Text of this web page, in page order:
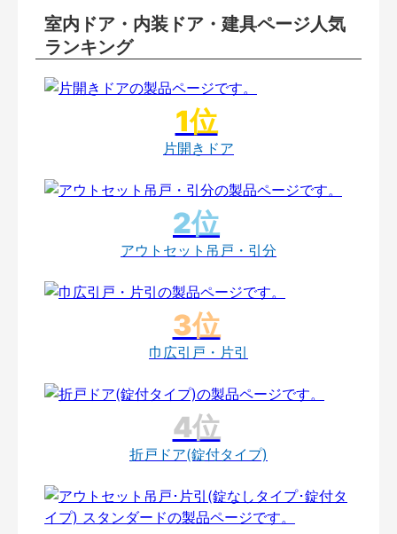
室内ドア・内装ドア・建具ページ人気
ランキング
片開きドア
アウトセット吊戸・引分
巾広引戸・片引
折戸ドア(錠付タイプ)